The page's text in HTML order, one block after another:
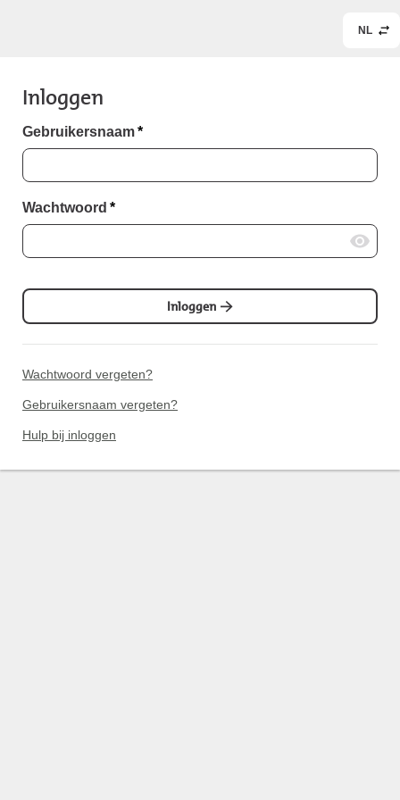
NL
Inloggen
Gebruikersnaam*
Wachtwoord *
Inloggen
Wachtwoord vergeten?
Gebruikersnaam vergeten?
Hulp bij inloggen